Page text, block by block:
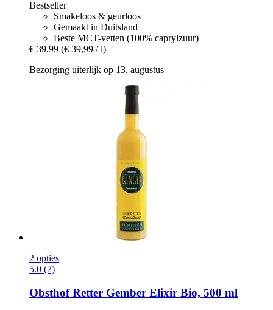
Bestseller
Smakeloos & geurloos
Gemaakt in Duitsland
Beste MCT-vetten (100% caprylzuur)
€ 39,99 (€ 39,99 / l)
Bezorging uiterlijk op 13. augustus
2 opties
5.0 (7)
Obsthof Retter Gember Elixir Bio, 500 ml